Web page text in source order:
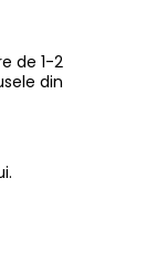
de 1-2
din